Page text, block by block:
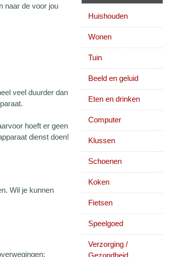
naar de voor jou
veel duurder dan
hoeft er geen
dienst doen!
Wil je kunnen
Huishouden
Wonen
Tuin
Beeld en geluid
Eten en drinken
Computer
Klussen
Schoenen
Koken
Fietsen
Speelgoed
Verzorging /
Gezondheid